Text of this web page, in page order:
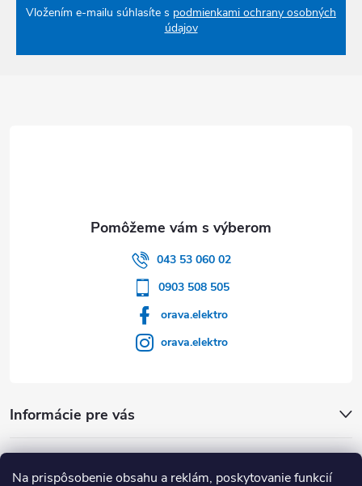
Na prispôsobenie obsahu a reklám, poskytovanie funkcií
Vložením e-mailu súhlasíte s podmienkami ochrany osobných
údajov
043 53 060 02
0903 508 505
orava.elektro
orava.elektro
Informácie pre vás